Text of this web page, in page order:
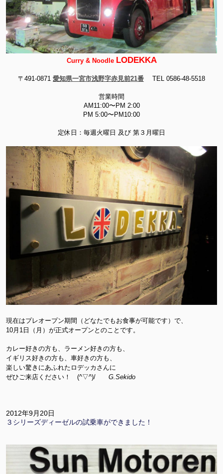
Curry & Noodle LODEKKA
〒491-0871 愛知県一宮市浅野字赤見前21番 TEL 0586-48-5518
営業時間
AM11:00〜PM 2:00
PM 5:00〜PM10:00
定休日：毎週火曜日 及び 第３月曜日
現在はプレオープン期間（どなたでもお食事が可能です）で、
10月1日（月）が正式オープンとのことです。
カレー好きの方も、ラーメン好きの方も、
イギリス好きの方も、車好きの方も、
楽しい驚きにあふれたロデッカさんに
ぜひご来店ください！ (^▽^)/ G.Sekido
2012年9月20日
３シリーズディーゼルの試乗車ができました！